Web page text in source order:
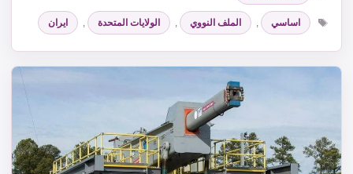
الوسوم
اساسي , الملف النووي , الولايات المتحدة , ايران